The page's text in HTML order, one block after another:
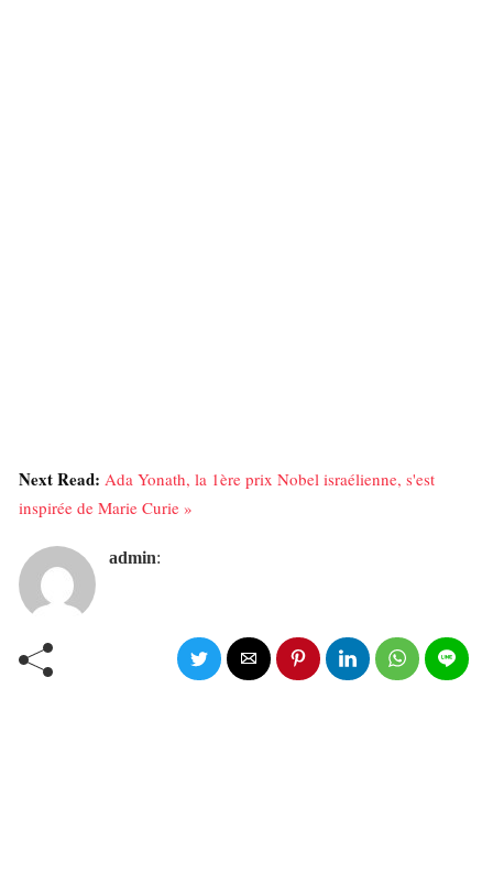
Next Read: Ada Yonath, la 1ère prix Nobel israélienne, s'est
inspirée de Marie Curie »
admin: